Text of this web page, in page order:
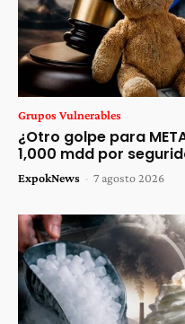
Grupos Vulnerables
¿Otro golpe para
1,000 mdd por
ExpokNews - 7 agosto 2026